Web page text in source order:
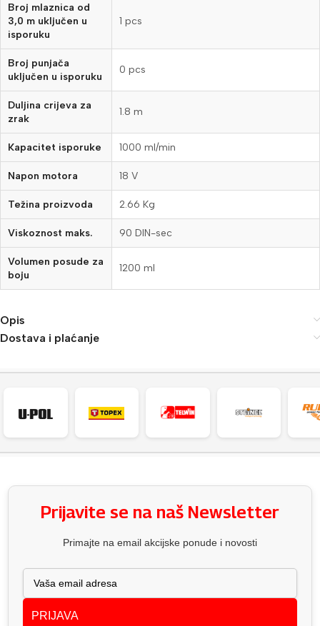
Broj mlaznica od
3,0 m uključen u
isporuku
1 pcs
Broj punjača
uključen u isporuku
0 pcs
Duljina crijeva za
zrak
1.8 m
Kapacitet isporuke 1000 ml/min
Napon motora 18 V
Težina proizvoda 2.66 Kg
Viskoznost maks. 90 DIN-sec
Volumen posude za
boju
1200 ml
Opis
Dostava i plaćanje
Prijavite se na naš Newsletter
Primajte na email akcijske ponude i novosti
PRIJAVA